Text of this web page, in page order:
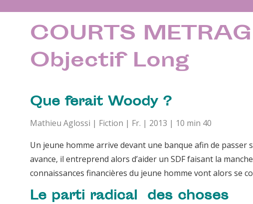
COURTS
Objectif Long
Que ferait Woody ?
Mathieu Aglossi | Fiction | Fr. | 2013 | 10 min 40
Un jeune homme arrive devant une banque afin de passer
avance, il entreprend alors d’aider un SDF faisant la
connaissances financières du jeune homme vont alors se
Le parti radical des choses